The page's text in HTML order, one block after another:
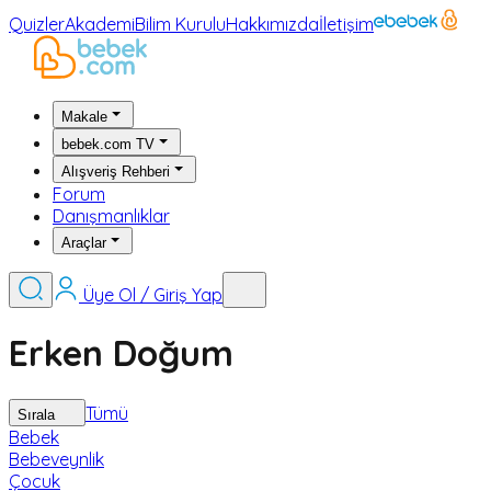
QuizlerAkademiBilim KuruluHakkımızdaİletişim
Makale
bebek.com TV
Alışveriş Rehberi
Forum
Danışmanlıklar
Araçlar
Üye Ol / Giriş Yap
Erken Doğum
Sırala
Tümü
Bebek
Bebeveynlik
Çocuk